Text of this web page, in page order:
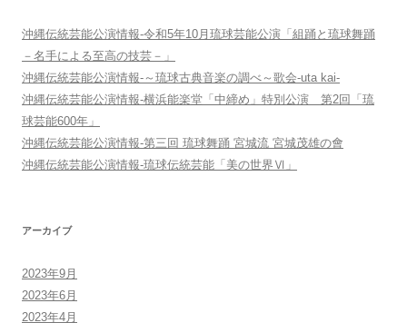
ン
沖縄伝統芸能公演情報-令和5年10月琉球芸能公演「組踊と琉球舞踊
－名手による至高の技芸－」
沖縄伝統芸能公演情報-～琉球古典音楽の調べ～歌会-uta kai-
沖縄伝統芸能公演情報-横浜能楽堂「中締め」特別公演 第2回「琉
球芸能600年」
沖縄伝統芸能公演情報-第三回 琉球舞踊 宮城流 宮城茂雄の會
沖縄伝統芸能公演情報-琉球伝統芸能「美の世界Ⅵ」
アーカイブ
2023年9月
2023年6月
2023年4月